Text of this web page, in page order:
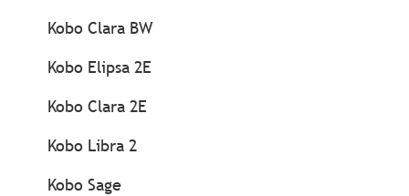
Kobo Clara BW
Kobo Elipsa 2E
Kobo Clara 2E
Kobo Libra 2
Kobo Sage